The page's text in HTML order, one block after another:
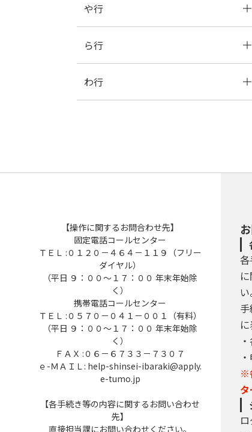
ま
や行
や
ら行
ら
わ行
【操作に関するお問合わせ先】
固定電話コールセンター
ＴＥＬ :０１２０－４６４－１１９（フリー
ダイヤル）
（平日 ９：００～１７：００ 年末年始除
く）
携帯電話コールセンター
ＴＥＬ :０５７０－０４１－００１（有料）
（平日 ９：００～１７：００ 年末年始除
く）
ＦＡＸ :０６－６７３３－７３０７
ｅ-ＭＡＩＬ: help-shinsei-ibaraki@apply.
e-tumo.jp
【各手続き等の内容に関するお問い合わせ
先】
直接担当課にお問い合わせください。
い
※